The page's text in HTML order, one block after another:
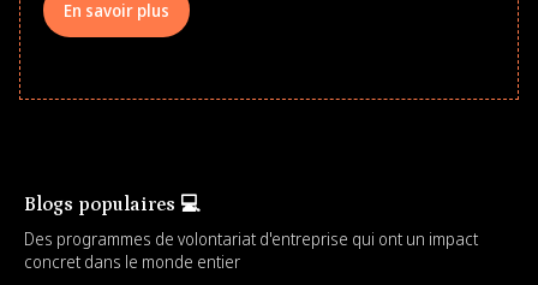
En savoir plus
Blogs populaires 💻
Des programmes de volontariat d'entreprise qui ont un impact
concret dans le monde entier